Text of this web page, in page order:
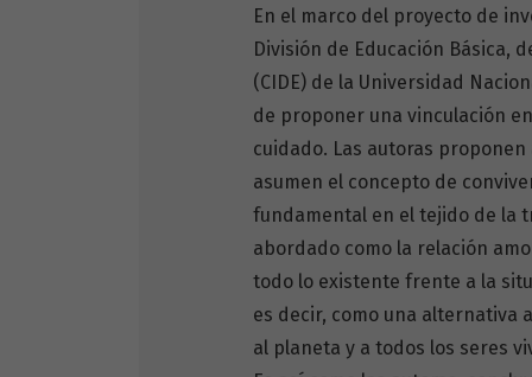
En el marco del proyecto de
División de Educación Básica,
(CIDE) de la Universidad
de proponer una vinculación
cuidado. Las autoras
asumen el concepto de
fundamental en el tejido de la
abordado como la relación
todo lo existente frente a la
es decir, como una alternativa
al planeta y a todos los seres